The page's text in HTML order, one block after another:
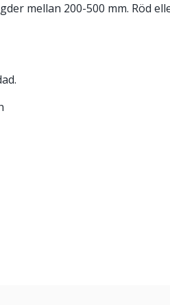
mellan 200-500 mm. Röd